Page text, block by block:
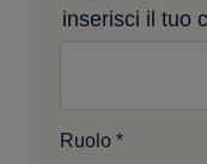
inserisci il tuo
Ruolo *